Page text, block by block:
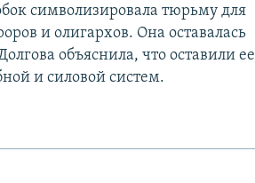
символизировала тюрьму для
и олигархов. Она оставалась
объяснила, что оставили ее
и силовой систем.